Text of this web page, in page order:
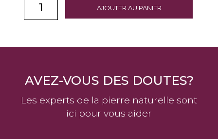
AJOUTER AU PANIER
AVEZ-VOUS DES DOUTES?
Les experts de la pierre naturelle sont
ici pour vous aider